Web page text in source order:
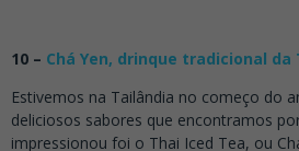
10 – Chá Yen, drinque tradicional da
Estivemos na Tailândia no começo do
deliciosos sabores que encontramos
impressionou foi o Thai Iced Tea, ou